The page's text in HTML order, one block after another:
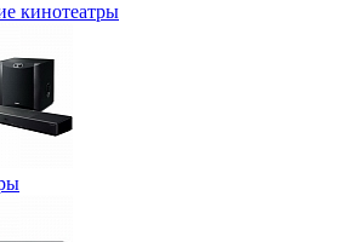
кинотеатры